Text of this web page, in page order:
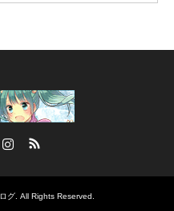
グ. All Rights Reserved.